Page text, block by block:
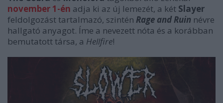
november 1-én adja ki az új lemezét, a két Slayer
feldolgozást tartalmazó, szintén Rage and Ruin névre
hallgató anyagot. Íme a nevezett nóta és a korábban
bemutatott társa, a Hellfire!